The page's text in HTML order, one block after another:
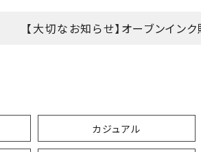
【大切なお知らせ】オーブンイン
カジュアル